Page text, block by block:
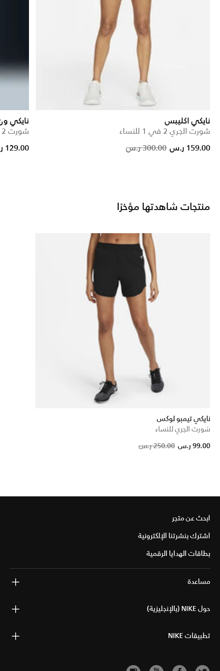
نايكي اكليبس
شورت الجري 2 في 1 للنساء
Price
300.00 ر.س to
159.00 ر.س
نايكي
شورت 2 في 1 دراي-فت للنساء
reduced from
to
129.00 ر.س
منتجات شاهدتها مؤخرًا
نايكي تيمبو لوكس
شورت الجري للنساء
250.00 ر.س 99.00 ر.س
ابحث عن متجر
اشترك بنشرتنا الإلكترونية
بطاقات الهدايا الرقمية
مساعدة
حول NIKE (بالإنجليزية)
تطبيقات NIKE